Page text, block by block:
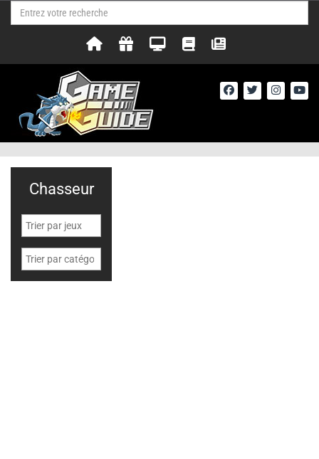
Chasseur